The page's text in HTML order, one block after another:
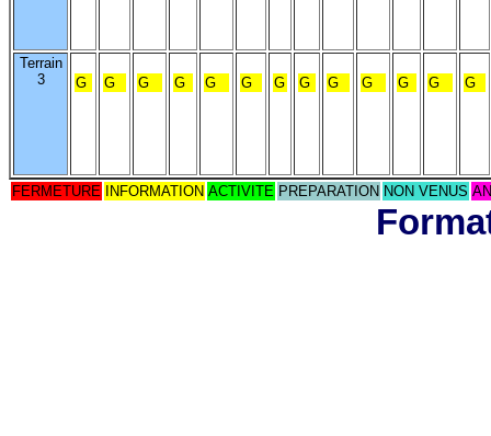
Terrain
3
G G G G G G G G G G G G G
FERMETURE INFORMATION ACTIVITE PREPARATION NON VENUS